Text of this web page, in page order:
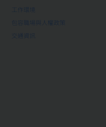
工作環境
包容職場與人權政策
交通資訊